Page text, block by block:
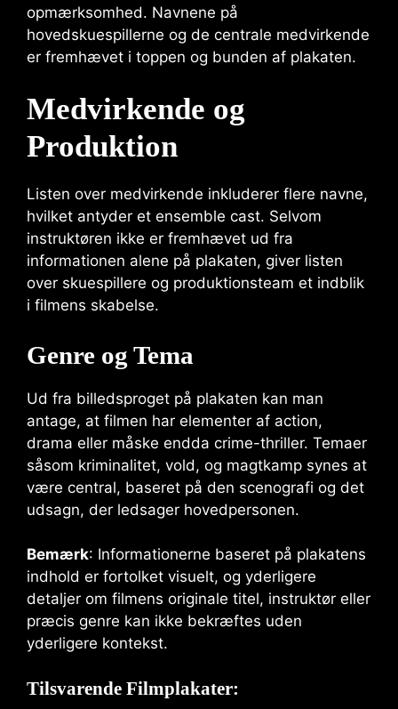
opmærksomhed. Navnene på
hovedskuespillerne og de centrale medvirkende
er fremhævet i toppen og bunden af plakaten.
Medvirkende og
Produktion
Listen over medvirkende inkluderer flere navne,
hvilket antyder et ensemble cast. Selvom
instruktøren ikke er fremhævet ud fra
informationen alene på plakaten, giver listen
over skuespillere og produktionsteam et indblik
i filmens skabelse.
Genre og Tema
Ud fra billedsproget på plakaten kan man
antage, at filmen har elementer af action,
drama eller måske endda crime-thriller. Temaer
såsom kriminalitet, vold, og magtkamp synes at
være central, baseret på den scenografi og det
udsagn, der ledsager hovedpersonen.
Bemærk: Informationerne baseret på plakatens
indhold er fortolket visuelt, og yderligere
detaljer om filmens originale titel, instruktør eller
præcis genre kan ikke bekræftes uden
yderligere kontekst.
Tilsvarende Filmplakater: